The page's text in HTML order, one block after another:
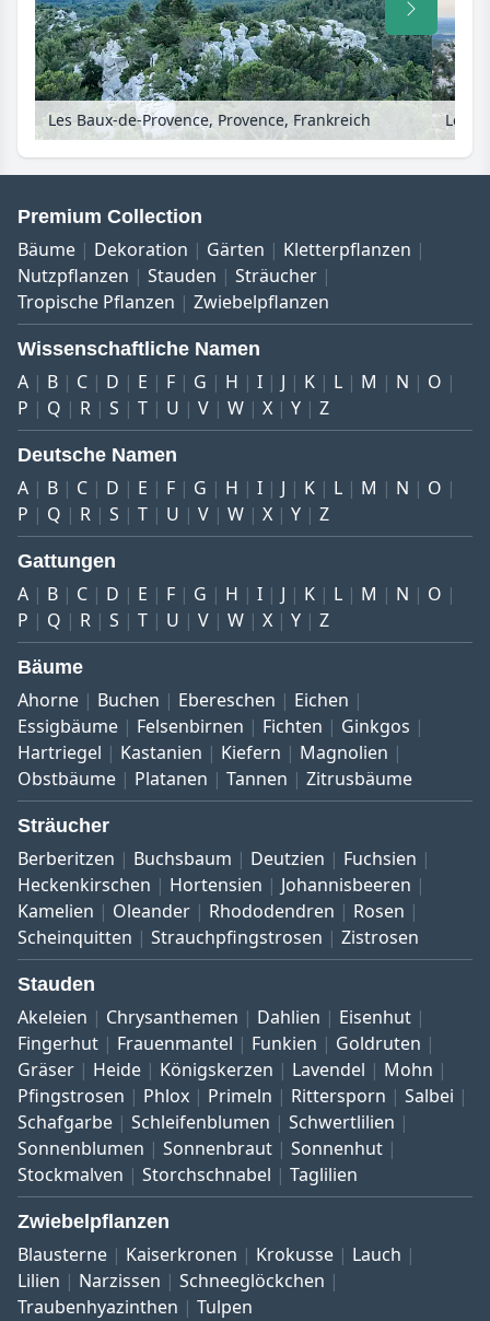
Les Baux-de-Provence, Provence, Frankreich
Premium Collection
Bäume Dekoration Gärten
Kletterpflanzen
Nutzpflanzen
Stauden
Sträucher
Tropische Pflanzen
Zwiebelpflanzen
Wissenschaftliche Namen
A B C D E F G H I J K L M N
O
P
Q R S T U V W X Y Z
Deutsche Namen
A B C D E F G H I J K L M N
O
P
Q R S T U V W X Y Z
Gattungen
A B C D E F G H I J K L M N
O
P
Q R S T U V W X Y Z
Bäume
Ahorne Buchen Ebereschen
Eichen
Essigbäume
Felsenbirnen Fichten
Ginkgos
Hartriegel
Kastanien Kiefern
Magnolien
Obstbäume
Platanen Tannen Zitrusbäume
Sträucher
Berberitzen Buchsbaum Deutzien
Fuchsien
Heckenkirschen
Hortensien
Johannisbeeren
Kamelien
Oleander Rhododendren
Rosen
Scheinquitten
Strauchpfingstrosen Zistrosen
Stauden
Akeleien Chrysanthemen Dahlien
Eisenhut
Fingerhut
Frauenmantel Funkien
Goldruten
Gräser
Heide Königskerzen Lavendel
Mohn
Pfingstrosen
Phlox Primeln Rittersporn
Salbei
Schafgarbe
Schleifenblumen
Schwertlilien
Sonnenblumen
Sonnenbraut
Sonnenhut
Stockmalven
Storchschnabel Taglilien
Zwiebelpflanzen
Blausterne Kaiserkronen Krokusse
Lauch
Lilien
Narzissen
Schneeglöckchen
Traubenhyazinthen
Tulpen